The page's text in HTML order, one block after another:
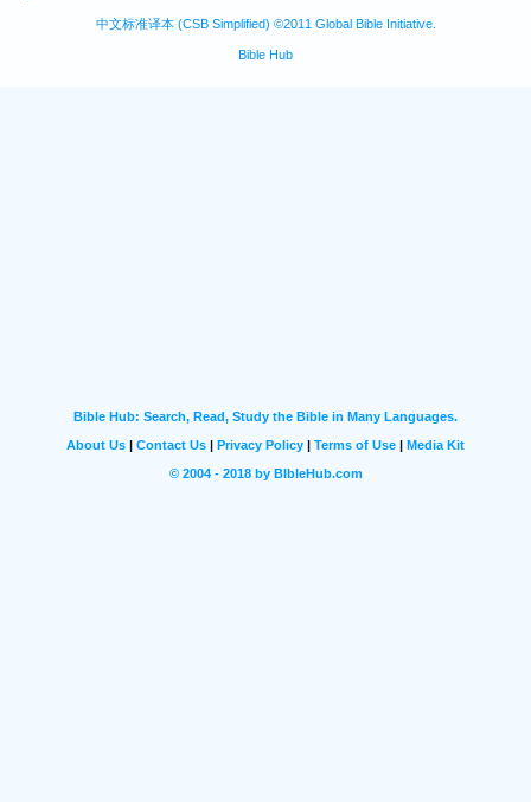
中文标准译本 (CSB Simplified) ©2011 Global Bible Initiative.
Bible Hub